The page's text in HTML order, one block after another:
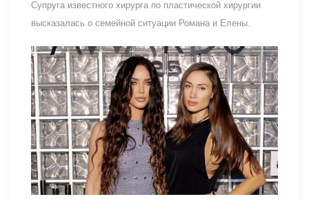
Супруга известного хирурга по пластической хирургии
высказалась о семейной ситуации Романа и Елены.